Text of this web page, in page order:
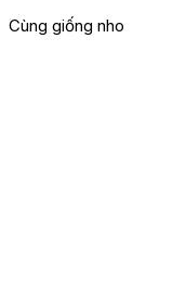
Cùng giống nho